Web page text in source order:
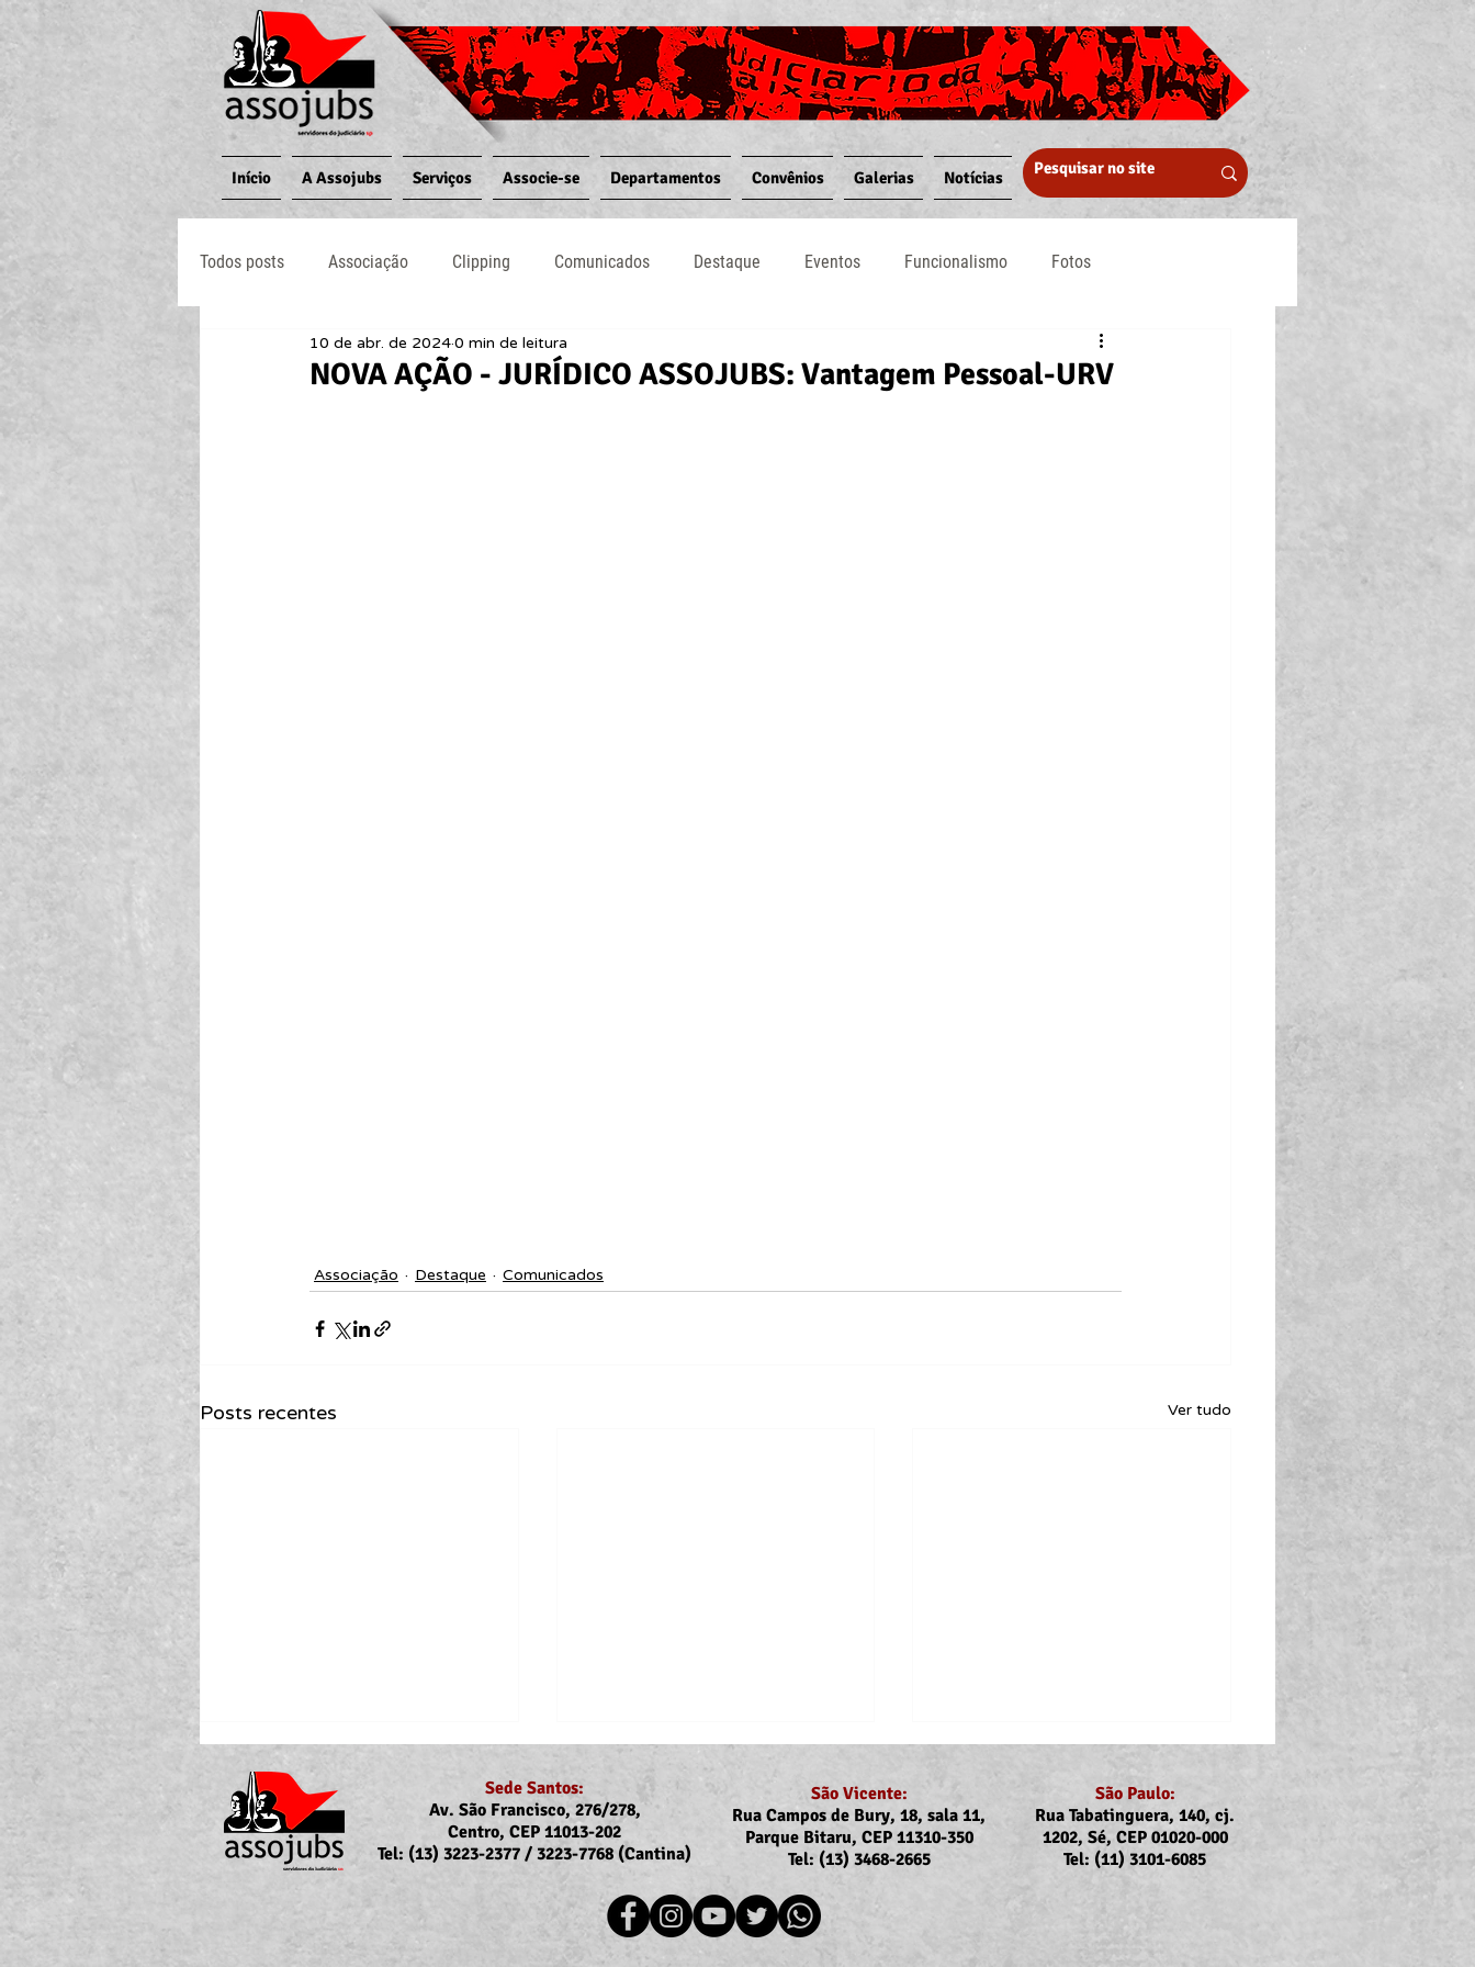
Início A Assojubs Serviços Associe-se Departamentos Convênios Galerias Notícias
Todos posts Associação Clipping Comunicados Destaque Eventos Funcionalismo Fotos
Jornal O Processo Judiciário Notícias
NOVA AÇÃO - JURÍDICO ASSOJUBS: Vantagem Pessoal-URV
10 de abr. de 20240 min de leitura
Associação Destaque Comunicados
Posts recentes Ver tudo
Portaria Nº 10.855/2026
Recomposição do auxílio-
Dejesp: Atualização do valor
Sede Santos:
Av. São Francisco, 276/278,
Centro, CEP 11013-202
Tel: (13) 3223-2377 / 3223-7768 (Cantina)
São Vicente:
Rua Campos de Bury, 18, sala 11,
Parque Bitaru, CEP 11310-350
Tel: (13) 3468-2665
São Paulo:
Rua Tabatinguera, 140, cj.
1202, Sé, CEP 01020-000
Tel: (11) 3101-6085